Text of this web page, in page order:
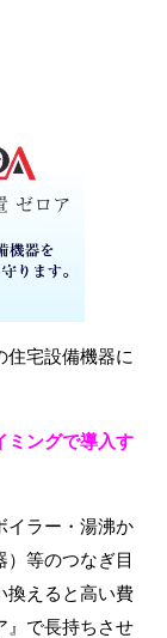
住宅設備機器に
ミングで導入す
イラー・湯沸か
）等のつなぎ目
換えると高い費
』で長持ちさせ